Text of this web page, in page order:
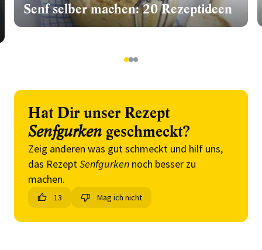
Senf selber machen: 20 Rezeptideen
123
Hat Dir unser Rezept
Senfgurken geschmeckt?
Zeig anderen was gut schmeckt und hilf uns,
das RezeptSenfgurken noch besser zu
machen.
13 Mag ich nicht